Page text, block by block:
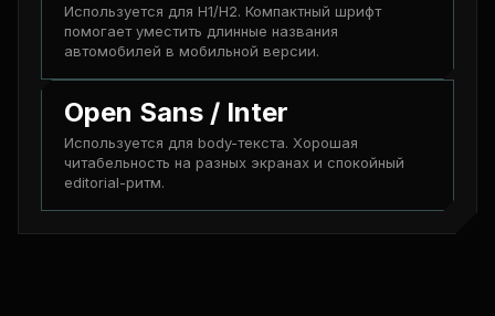
Используется для H1/H2. Компактный шрифт
помогает уместить длинные названия
автомобилей в мобильной версии.
Open Sans / Inter
Используется для body-текста. Хорошая
читабельность на разных экранах и спокойный
editorial-ритм.